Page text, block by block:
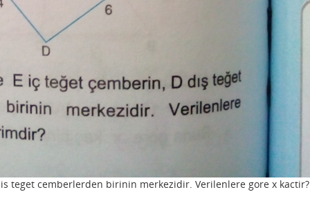
teget cemberlerden birinin merkezidir. Verilenlere gore x kactir?